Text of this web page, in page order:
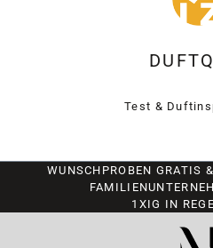
Test &
WUNSCHPROBEN GRATIS
1XIG IN